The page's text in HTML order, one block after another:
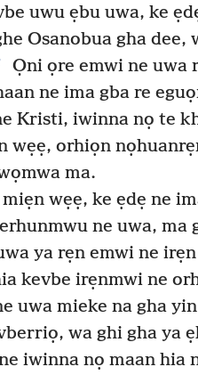
uwu ẹbu uwa, ke
Osanobua gha dee,
Ọni ọre emwi ne uwa
ne ima gba re
Kristi, iwinna nọ te
wẹẹ, orhiọn
ma.
wẹẹ, ke ẹdẹ ne
ne uwa, ma
ya rẹn emwi ne
kevbe irẹnmwi ne
uwa mieke na gha
wa ghi gha ya
iwinna nọ maan hia